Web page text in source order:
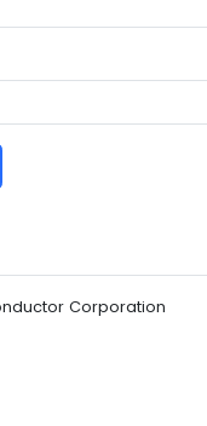
Corporation